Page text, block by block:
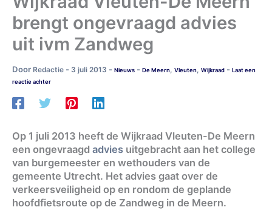
brengt ongevraagd advies
uit ivm Zandweg
Door Redactie - 3 juli 2013 - Nieuws - De Meern, Vleuten, Wijkraad - Laat een
reactie achter
Op 1 juli 2013 heeft de Wijkraad Vleuten-De Meern
een ongevraagd advies uitgebracht aan het college
van burgemeester en wethouders van de
gemeente Utrecht. Het advies gaat over de
verkeersveiligheid op en rondom de geplande
hoofdfietsroute op de Zandweg in de Meern.